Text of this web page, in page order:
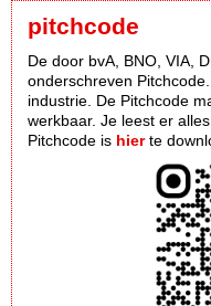
pitchcode
De door bvA, BNO, VIA,
onderschreven
industrie. De Pitchcode
werkbaar. Je leest er
Pitchcode is hierte